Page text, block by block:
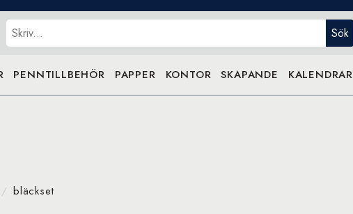
Sök Sök
PENNTILLBEHÖR PAPPER KONTOR SKAPANDE KALENDRAR
bläckset